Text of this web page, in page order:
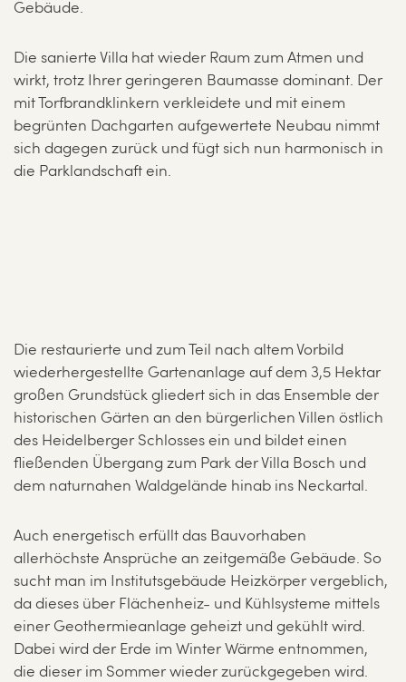
Gebäude.
Die sanierte Villa hat wieder Raum zum Atmen und
wirkt, trotz Ihrer geringeren Baumasse dominant. Der
mit Torfbrandklinkern verkleidete und mit einem
begrünten Dachgarten aufgewertete Neubau nimmt
sich dagegen zurück und fügt sich nun harmonisch in
die Parklandschaft ein.
Die restaurierte und zum Teil nach altem Vorbild
wiederhergestellte Gartenanlage auf dem 3,5 Hektar
großen Grundstück gliedert sich in das Ensemble der
historischen Gärten an den bürgerlichen Villen östlich
des Heidelberger Schlosses ein und bildet einen
fließenden Übergang zum Park der Villa Bosch und
dem naturnahen Waldgelände hinab ins Neckartal.
Auch energetisch erfüllt das Bauvorhaben
allerhöchste Ansprüche an zeitgemäße Gebäude. So
sucht man im Institutsgebäude Heizkörper vergeblich,
da dieses über Flächenheiz- und Kühlsysteme mittels
einer Geothermieanlage geheizt und gekühlt wird.
Dabei wird der Erde im Winter Wärme entnommen,
die dieser im Sommer wieder zurückgegeben wird.